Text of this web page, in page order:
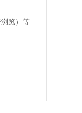
览）等